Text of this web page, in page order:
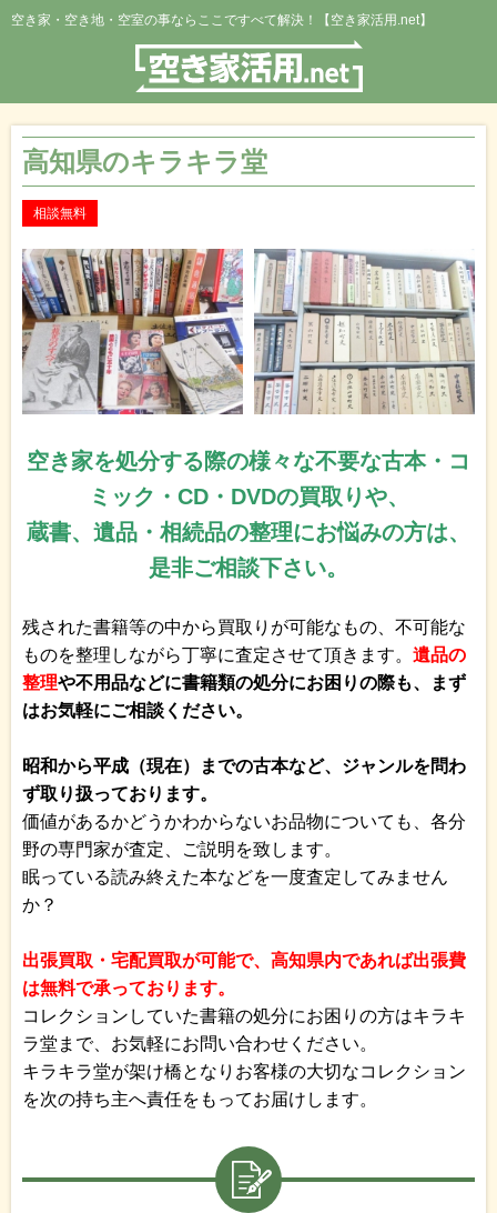
空き家・空き地・空室の事ならここですべて解決！【空き家活用.net】
高知県のキラキラ堂
相談無料
空き家を処分する際の様々な不要な古本・コ
ミック・CD・DVDの買取りや、
蔵書、遺品・相続品の整理にお悩みの方は、
是非ご相談下さい。
残された書籍等の中から買取りが可能なもの、不可能な
ものを整理しながら丁寧に査定させて頂きます。 遺品の
整理や不用品などに書籍類の処分にお困りの際も、まず
はお気軽にご相談ください。
昭和から平成（現在）までの古本など、ジャンルを問わ
ず取り扱っております。
価値があるかどうかわからないお品物についても、各分
野の専門家が査定、ご説明を致します。
眠っている読み終えた本などを一度査定してみません
か？
出張買取・宅配買取が可能で、高知県内であれば出張費
は無料で承っております。
コレクションしていた書籍の処分にお困りの方はキラキ
ラ堂まで、お気軽にお問い合わせください。
キラキラ堂が架け橋となりお客様の大切なコレクション
を次の持ち主へ責任をもってお届けします。